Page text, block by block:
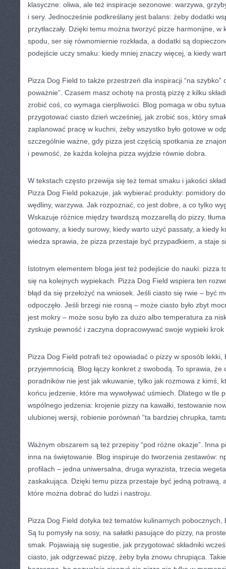
klasyczne: oliwa, ale też inspiracje sezonowe: warzywa,
i sery. Jednocześnie podkreślany jest balans: żeby dodatki
przytłaczały. Dzięki temu można tworzyć pizze harmonijne, w
spodu, ser się równomiernie rozkłada, a dodatki są
podejście uczy smaku: kiedy mniej znaczy więcej, a kiedy
Pizza Dog Field to także przestrzeń dla inspiracji “na szybko”
poważnie”. Czasem masz ochotę na prostą pizzę z kilku
zrobić coś, co wymaga cierpliwości. Blog pomaga w obu
przygotować ciasto dzień wcześniej, jak zrobić sos, który
zaplanować pracę w kuchni, żeby wszystko było gotowe w
szczególnie ważne, gdy pizza jest częścią spotkania ze
i pewność, że każda kolejna pizza wyjdzie równie dobra.
W tekstach często przewija się też temat smaku i jakości
Pizza Dog Field pokazuje, jak wybierać produkty: pomidory
wędliny, warzywa. Jak rozpoznać, co jest dobre, a co tylko
Wskazuje różnice między twardszą mozzarellą do pizzy,
gotowany, a kiedy surowy, kiedy warto użyć passaty, a kiedy
wiedza sprawia, że pizza przestaje być przypadkiem, a staje
Istotnym elementem bloga jest też podejście do nauki: pizza
się na kolejnych wypiekach. Pizza Dog Field wspiera ten
błąd da się przełożyć na wniosek. Jeśli ciasto się rwie – być
odpoczęło. Jeśli brzegi nie rosną – może ciasto było zbyt
jest mokry – może sosu było za dużo albo temperatura za
zyskuje pewność i zaczyna dopracowywać swoje wypieki
Pizza Dog Field potrafi też opowiadać o pizzy w sposób lekki,
przyjemnością. Blog łączy konkret z swobodą. To sprawia, że
poradników nie jest jak wkuwanie, tylko jak rozmowa z kimś,
końcu jedzenie, które ma wywoływać uśmiech. Dlatego w tle
wspólnego jedzenia: krojenie pizzy na kawałki, testowanie
ulubionej wersji, robienie porównań “ta bardziej chrupka,
Ważnym obszarem są też przepisy “pod różne okazje”. Inna
inna na świętowanie. Blog inspiruje do tworzenia zestawów:
profilach – jedna uniwersalna, druga wyrazista, trzecia
zaskakująca. Dzięki temu pizza przestaje być jedną potrawą,
które można dobrać do ludzi i nastroju.
Pizza Dog Field dotyka też tematów kulinarnych pobocznych,
Są tu pomysły na sosy, na sałatki pasujące do pizzy, na
smak. Pojawiają się sugestie, jak przygotować składniki
ciasto, jak odgrzewać pizzę, żeby była znowu chrupiąca.